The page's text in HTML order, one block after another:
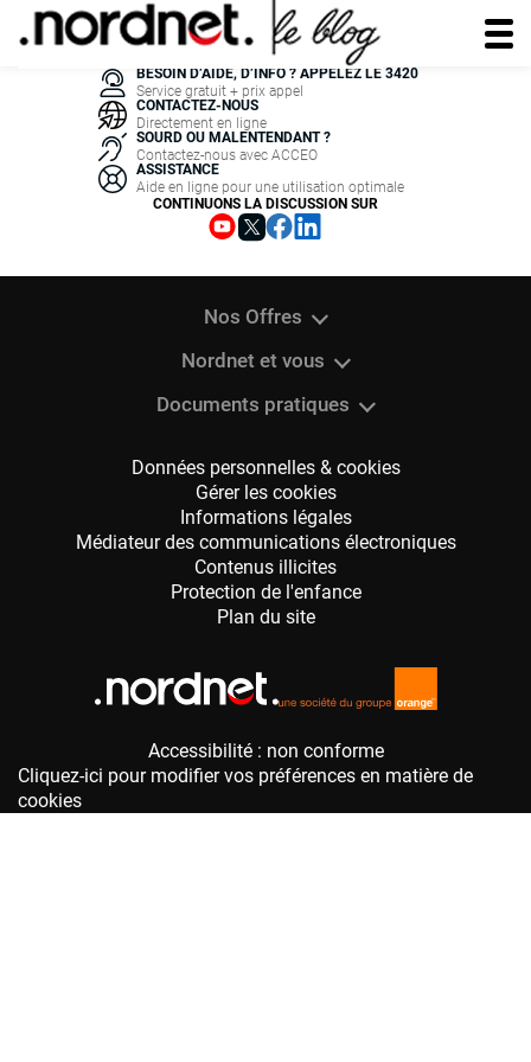
Accessibilité : non conforme
Cliquez-ici pour modifier vos préférences en matière de
cookies